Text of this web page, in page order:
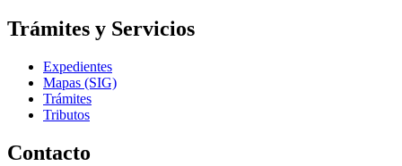
Trámites y Servicios
Expedientes
Mapas (SIG)
Trámites
Tributos
Contacto